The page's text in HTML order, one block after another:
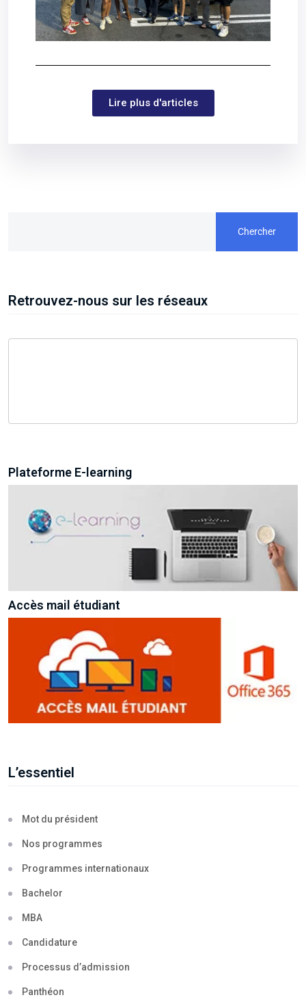
Lire plus d'articles
Chercher
Retrouvez-nous sur les réseaux
Plateforme E-learning
Accès mail étudiant
L’essentiel
Mot du président
Nos programmes
Programmes internationaux
Bachelor
MBA
Candidature
Processus d’admission
Panthéon